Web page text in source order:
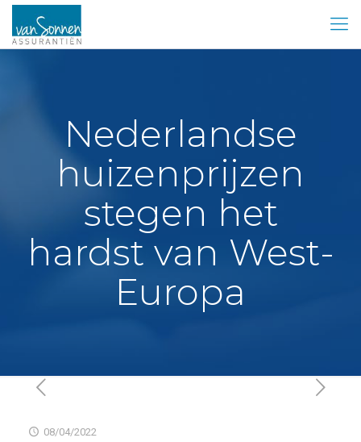
Nederlandse
huizenprijzen
stegen het
hardst van West-
Europa
08/04/2022